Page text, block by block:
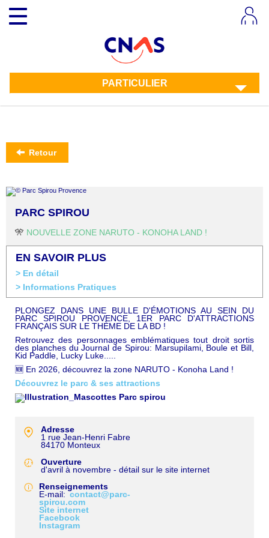
contenu
principal
Toggle
navigation
PARTICULIER
Retour
PARC SPIROU
🎌 NOUVELLE ZONE NARUTO - KONOHA LAND !
EN SAVOIR PLUS
> En détail
> Informations Pratiques
PLONGEZ DANS UNE BULLE D'ÉMOTIONS AU SEIN DU
PARC SPIROU PROVENCE, 1ER PARC D'ATTRACTIONS
FRANÇAIS SUR LE THÈME DE LA BD !
Retrouvez des personnages emblématiques tout droit sortis
des planches du Journal de Spirou: Marsupilami, Boule et Bill,
Kid Paddle, Lucky Luke.....
🆕 En 2026, découvrez la zone NARUTO - Konoha Land !
Découvrez le parc & ses attractions
Adresse
1 rue Jean-Henri Fabre
84170 Monteux
Ouverture
d'avril à novembre - détail sur le site internet
Renseignements
E-mail
contact@parc-
spirou.com
Site internet
Facebook
Instagram